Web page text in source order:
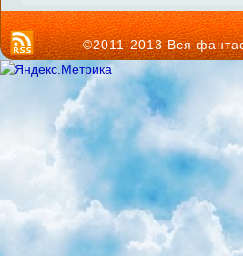
©2011-2013 Вся